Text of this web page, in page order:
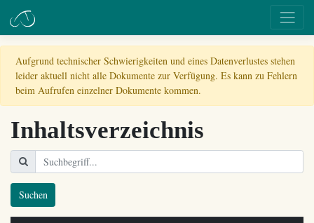
Aufgrund technischer Schwierigkeiten und eines Datenverlustes stehen
leider aktuell nicht alle Dokumente zur Verfügung. Es kann zu Fehlern
beim Aufrufen einzelner Dokumente kommen.
Inhaltsverzeichnis
Suchen